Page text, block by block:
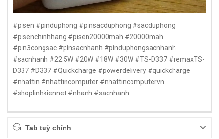
#pisen #pinduphong #pinsacduphong #sacduphong
#pisenchinhhang #pisen20000mah #20000mah
#pin3congsac #pinsacnhanh #pinduphongsacnhanh
#sacnhanh #22.5W #20W #18W #30W #TS-D337 #remaxTS-
D337 #D337 #Quickcharge #powerdelivery #quickcharge
#nhattin #nhattincomputer #nhattincomputervn
#shoplinhkiennet #nhanh #sacnhanh
Tab tuỳ chỉnh